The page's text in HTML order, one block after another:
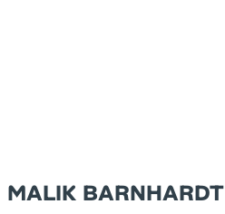
MALIK BARNHARDT